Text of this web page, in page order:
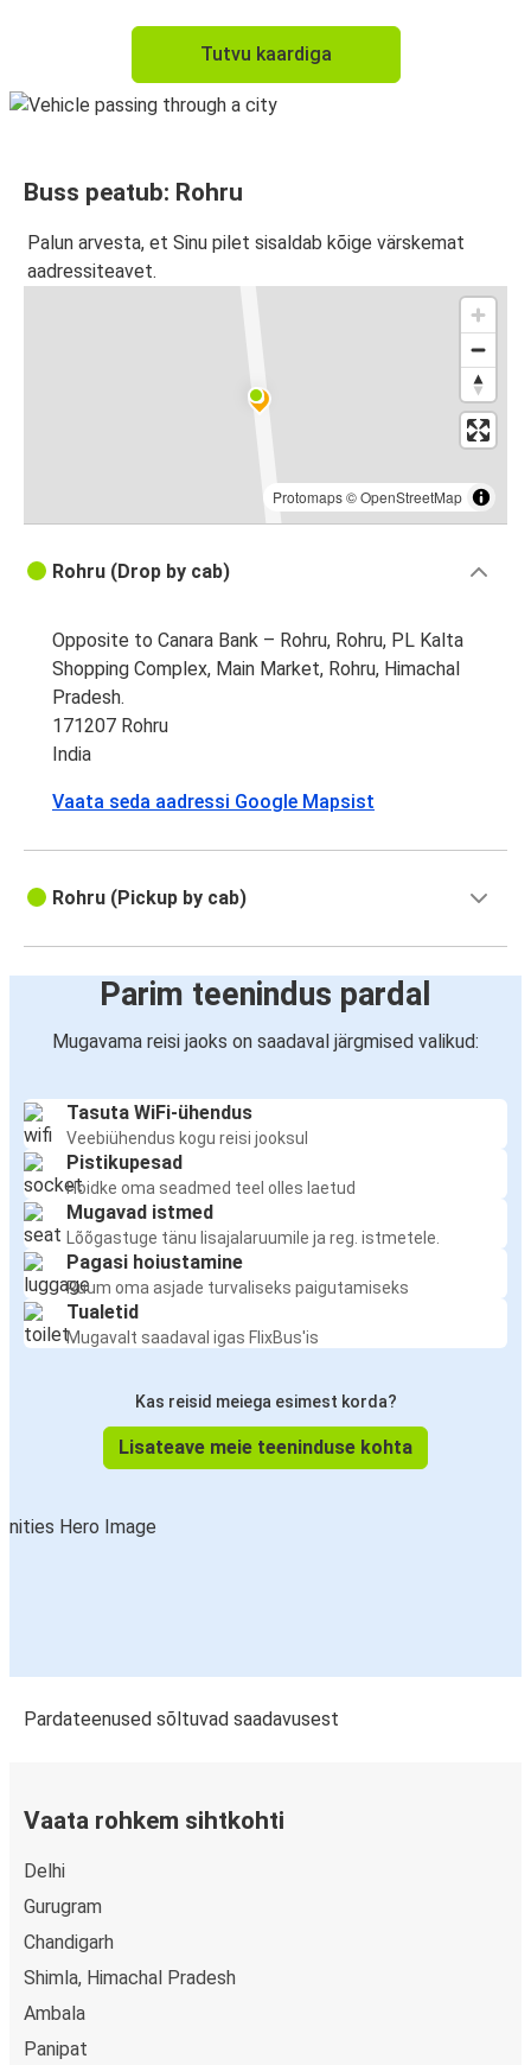
Tutvu kaardiga
Buss peatub: Rohru
Palun arvesta, et Sinu pilet sisaldab kõige värskemat
aadressiteavet.
Protomaps©OpenStreetMap
Rohru (Drop by cab)
Opposite to Canara Bank – Rohru, Rohru, PL Kalta
Shopping Complex, Main Market, Rohru, Himachal
Pradesh.
171207 Rohru
India
Vaata seda aadressi Google Mapsist
Rohru (Pickup by cab)
Parim teenindus pardal
Mugavama reisi jaoks on saadaval järgmised valikud:
Tasuta WiFi-ühendus
Veebiühendus kogu reisi jooksul
Pistikupesad
Hoidke oma seadmed teel olles laetud
Mugavad istmed
Lõõgastuge tänu lisajalaruumile ja reg. istmetele.
Pagasi hoiustamine
Ruum oma asjade turvaliseks paigutamiseks
Tualetid
Mugavalt saadaval igas FlixBus'is
Kas reisid meiega esimest korda?
Lisateave meie teeninduse kohta
Pardateenused sõltuvad saadavusest
Vaata rohkem sihtkohti
Delhi
Gurugram
Chandigarh
Shimla, Himachal Pradesh
Ambala
Panipat